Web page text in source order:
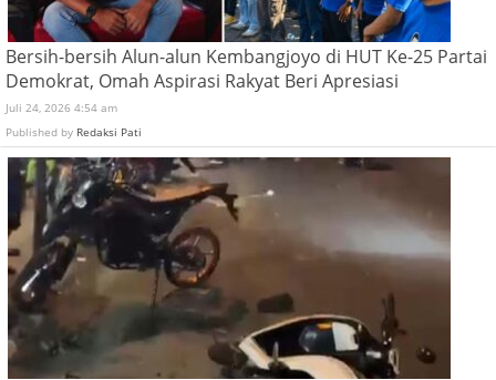
Bersih-bersih Alun-alun Kembangjoyo di HUT Ke-25 Partai
Demokrat, Omah Aspirasi Rakyat Beri Apresiasi
Juli 24, 2026 4:54 am
Published by Redaksi Pati